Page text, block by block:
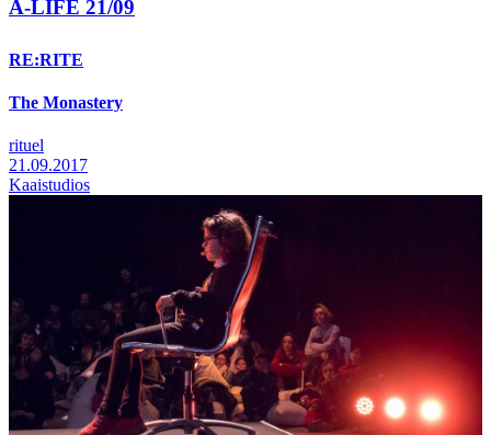
A-LIFE 21/09
RE:RITE
The Monastery
rituel
21.09.2017
Kaaistudios